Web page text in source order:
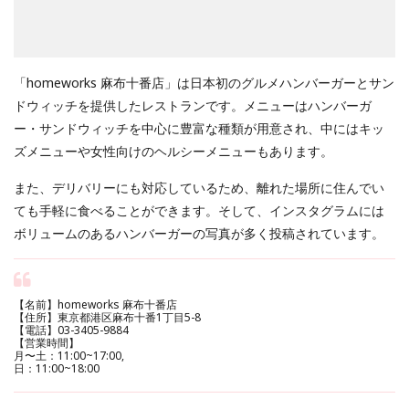
「homeworks 麻布十番店」は日本初のグルメハンバーガーとサン
ドウィッチを提供したレストランです。メニューはハンバーガ
ー・サンドウィッチを中心に豊富な種類が用意され、中にはキッ
ズメニューや女性向けのヘルシーメニューもあります。
また、デリバリーにも対応しているため、離れた場所に住んでい
ても手軽に食べることができます。そして、インスタグラムには
ボリュームのあるハンバーガーの写真が多く投稿されています。
【名前】homeworks 麻布十番店
【住所】東京都港区麻布十番1丁目5-8
【電話】03-3405-9884
【営業時間】
月〜土：11:00~17:00,
日：11:00~18:00